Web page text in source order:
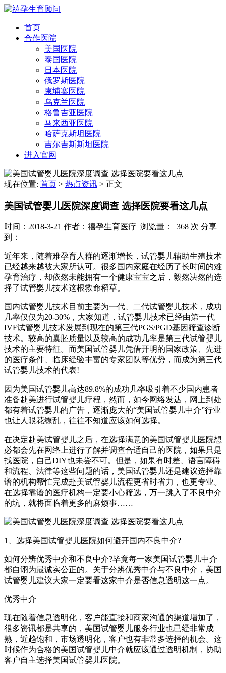
首页
合作医院
美国医院
泰国医院
日本医院
俄罗斯医院
柬埔寨医院
乌克兰医院
格鲁吉亚医院
马来西亚医院
哈萨克斯坦医院
吉尔吉斯斯坦医院
进入官网
现在位置: 首页 > 热点资讯 > 正文
美国试管婴儿医院深度调查 选择医院要看这几点
时间：2018-3-21 作者：禧孕生育医疗 浏览量： 368 次 分享
到：
近年来，随着难孕育人群的逐渐增长，试管婴儿辅助生殖技术
已经越来越被大家所认可。很多国内家庭在经历了长时间的难
孕育治疗，却依然未能拥有一个健康宝宝之后，毅然决然的选
择了试管婴儿技术这根救命稻草。
国内试管婴儿技术目前主要为一代、二代试管婴儿技术，成功
几率仅仅为20-30%，大家知道，试管婴儿技术已经由第一代
IVF试管婴儿技术发展到现在的第三代PGS/PGD基因筛查诊断
技术。较高的囊胚质量以及较高的成功几率是第三代试管婴儿
技术的主要特征。而美国试管婴儿凭借开明的国家政策、先进
的医疗条件、临床经验丰富的专家团队等优势，而成为第三代
试管婴儿技术的代表!
因为美国试管婴儿高达89.8%的成功几率吸引着不少国内患者
准备赴美进行试管婴儿疗程，然而，如今网络发达，网上到处
都有着试管婴儿的广告，逐渐庞大的“美国试管婴儿中介”行业
也让人眼花缭乱，往往不知道应该如何选择。
在决定赴美试管婴儿之后，在选择满意的美国试管婴儿医院想
必都会先在网络上进行了解并调查合适自己的医院，如果只是
找医院，自己DIY也未尝不可。但是，如果有时差、语言障碍
和流程、法律等这些问题的话，美国试管婴儿还是建议选择靠
谱的机构帮忙完成赴美试管婴儿流程更省时省力，也更专业。
在选择靠谱的医疗机构一定要小心筛选，万一跳入了不良中介
的坑，就将面临着更多的麻烦事……
1、选择美国试管婴儿医院如何避开国内不良中介?
如何分辨优秀中介和不良中介?毕竟每一家美国试管婴儿中介
都自诩为最诚实公正的。关于分辨优秀中介与不良中介，美国
试管婴儿建议大家一定要看这家中介是否信息透明这一点。
优秀中介
现在随着信息透明化，客户能直接和商家沟通的渠道增加了，
很多资讯都是共享的，美国试管婴儿服务行业也已经非常成
熟，近趋饱和，市场透明化，客户也有非常多选择的机会。这
时候作为合格的美国试管婴儿中介就应该通过透明机制，协助
客户自主选择美国试管婴儿医院。